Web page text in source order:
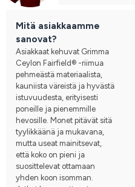
Mitä asiakkaamme
sanovat?
Asiakkaat kehuvat Grimma
Ceylon Fairfield® -riimua
pehmeästä materiaalista,
kauniista väreistä ja hyvästä
istuvuudesta, erityisesti
poneille ja pienemmille
hevosille. Monet pitävät sitä
tyylikkäänä ja mukavana,
mutta useat mainitsevat,
että koko on pieni ja
suosittelevat ottamaan
yhden koon isomman.